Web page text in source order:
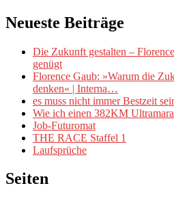
Neueste Beiträge
Die Zukunft gestalten –
genügt
Florence Gaub: »Warum die
denken« | Interna…
es muss nicht immer Bestzeit
Wie ich einen 382KM
Job-Futuromat
THE RACE Staffel 1
Laufsprüche
Seiten